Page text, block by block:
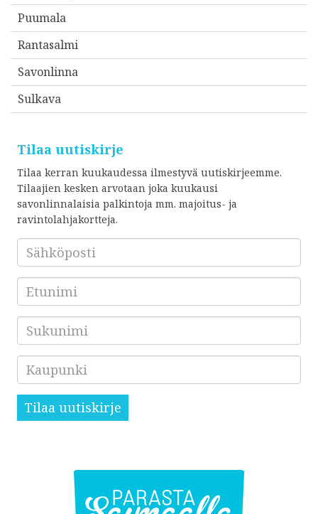
Puumala
Rantasalmi
Savonlinna
Sulkava
Tilaa uutiskirje
Tilaa kerran kuukaudessa ilmestyvä uutiskirjeemme.
Tilaajien kesken arvotaan joka kuukausi
savonlinnalaisia palkintoja mm. majoitus- ja
ravintolahjakortteja.
Sähköposti
Etunimi
Sukunimi
Kaupunki
Tilaa uutiskirje